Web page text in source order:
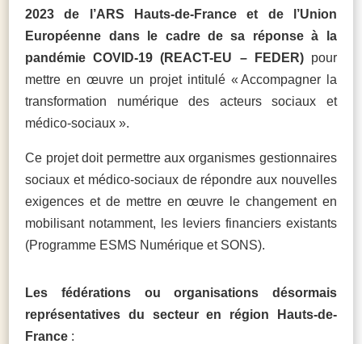
2023 de l’ARS Hauts-de-France et de l’Union
Européenne dans le cadre de sa réponse à la
pandémie COVID-19 (REACT-EU – FEDER)
pour
mettre en œuvre un projet intitulé « Accompagner la
transformation numérique des acteurs sociaux et
médico-sociaux ».
Ce projet doit permettre aux organismes gestionnaires
sociaux et médico-sociaux de répondre aux nouvelles
exigences et de mettre en œuvre le changement en
mobilisant notamment, les leviers financiers existants
(Programme ESMS Numérique et SONS).
Les fédérations ou organisations désormais
représentatives du secteur en région Hauts-de-
France :